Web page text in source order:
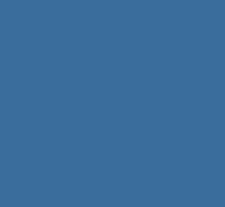
2020
Unterstützung unserer